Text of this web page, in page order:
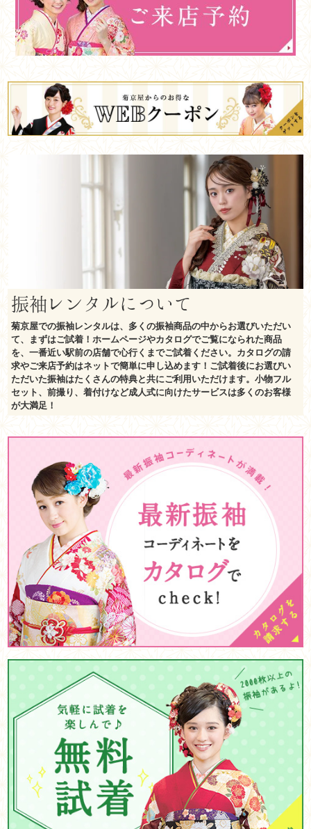
振袖レンタルについて
菊京屋での振袖レンタルは、多くの振袖商品の中からお選びいただい
て、まずはご試着！ホームページやカタログでご覧になられた商品
を、一番近い駅前の店舗で心行くまでご試着ください。カタログの請
求やご来店予約はネットで簡単に申し込めます！ご試着後にお選びい
ただいた振袖はたくさんの特典と共にご利用いただけます。小物フル
セット、前撮り、着付けなど成人式に向けたサービスは多くのお客様
が大満足！